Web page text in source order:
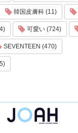
韓国皮膚科 (11)
可愛い (724)
SEVENTEEN (470)